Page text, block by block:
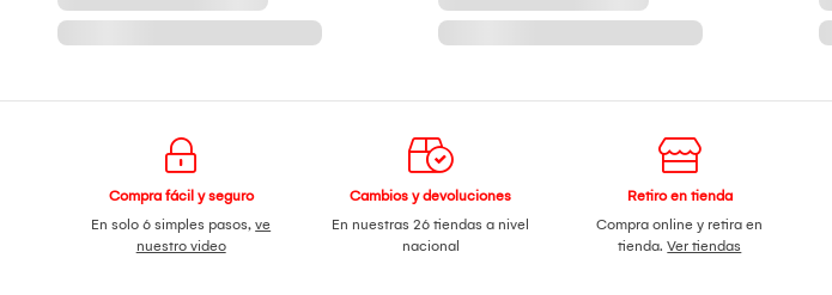
Compra fácil y seguro
En solo 6 simples pasos,ve
nuestro video
Cambios y devoluciones
En nuestras 26 tiendas a nivel
nacional
Retiro en tienda
Compra online y retira en
tienda.Ver tiendas